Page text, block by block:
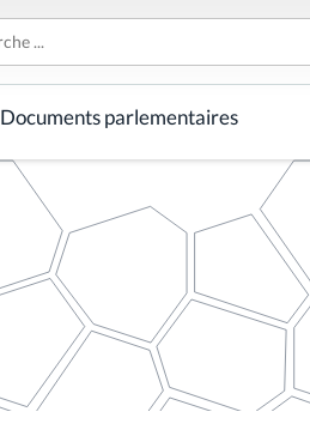
Documents parlementaires